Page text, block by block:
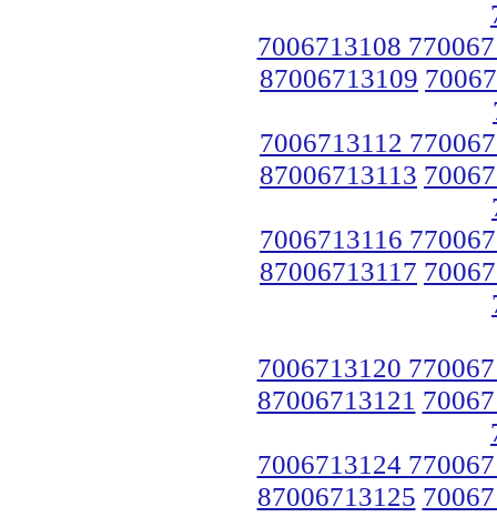
7006713108
87006713109
7006713112
87006713113
7006713116
87006713117
7006713120
87006713121
7006713124
87006713125